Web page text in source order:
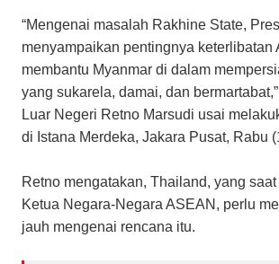
“Mengenai masalah Rakhine State,
menyampaikan pentingnya keterlibatan
membantu Myanmar di dalam
yang sukarela, damai, dan
Luar Negeri Retno Marsudi usai
di Istana Merdeka, Jakara Pusat, Rabu
Retno mengatakan, Thailand, yang
Ketua Negara-Negara ASEAN, perlu
jauh mengenai rencana itu.